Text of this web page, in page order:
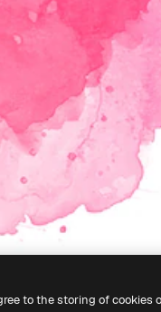
to the storing of cookies